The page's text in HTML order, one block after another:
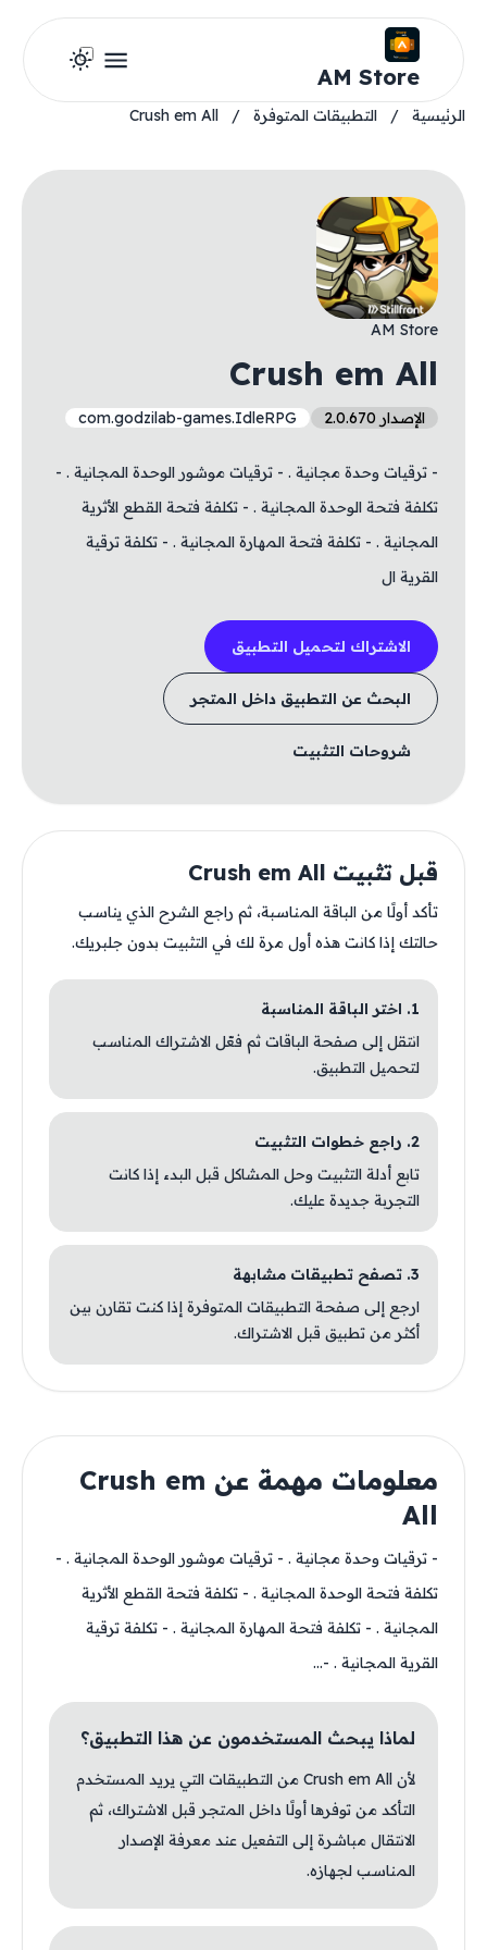
AM Store
الرئيسية / التطبيقات المتوفرة /
Crush em All
AM Store
Crush em All
الإصدار 2.0.670 com.godzilab-games.IdleRPG
- ترقيات وحدة مجانية . - ترقيات موشور الوحدة المجانية . -
تكلفة فتحة الوحدة المجانية . - تكلفة فتحة القطع الأثرية
المجانية . - تكلفة فتحة المهارة المجانية . - تكلفة ترقية
القرية ال
الاشتراك لتحميل التطبيق
البحث عن التطبيق داخل المتجر
شروحات التثبيت
قبل تثبيت Crush em All
تأكد أولًا من الباقة المناسبة، ثم راجع الشرح الذي يناسب
حالتك إذا كانت هذه أول مرة لك في التثبيت بدون جلبريك.
1. اختر الباقة المناسبة
انتقل إلى صفحة الباقات ثم فعّل الاشتراك المناسب
لتحميل التطبيق.
2. راجع خطوات التثبيت
تابع أدلة التثبيت وحل المشاكل قبل البدء إذا كانت
التجربة جديدة عليك.
3. تصفح تطبيقات مشابهة
ارجع إلى صفحة التطبيقات المتوفرة إذا كنت تقارن بين
أكثر من تطبيق قبل الاشتراك.
معلومات مهمة عن Crush em
All
- ترقيات وحدة مجانية . - ترقيات موشور الوحدة المجانية . -
تكلفة فتحة الوحدة المجانية . - تكلفة فتحة القطع الأثرية
المجانية . - تكلفة فتحة المهارة المجانية . - تكلفة ترقية
القرية المجانية . -...
لماذا يبحث المستخدمون عن هذا التطبيق؟
لأن Crush em All من التطبيقات التي يريد المستخدم
التأكد من توفرها أولًا داخل المتجر قبل الاشتراك، ثم
الانتقال مباشرة إلى التفعيل عند معرفة الإصدار
المناسب لجهازه.